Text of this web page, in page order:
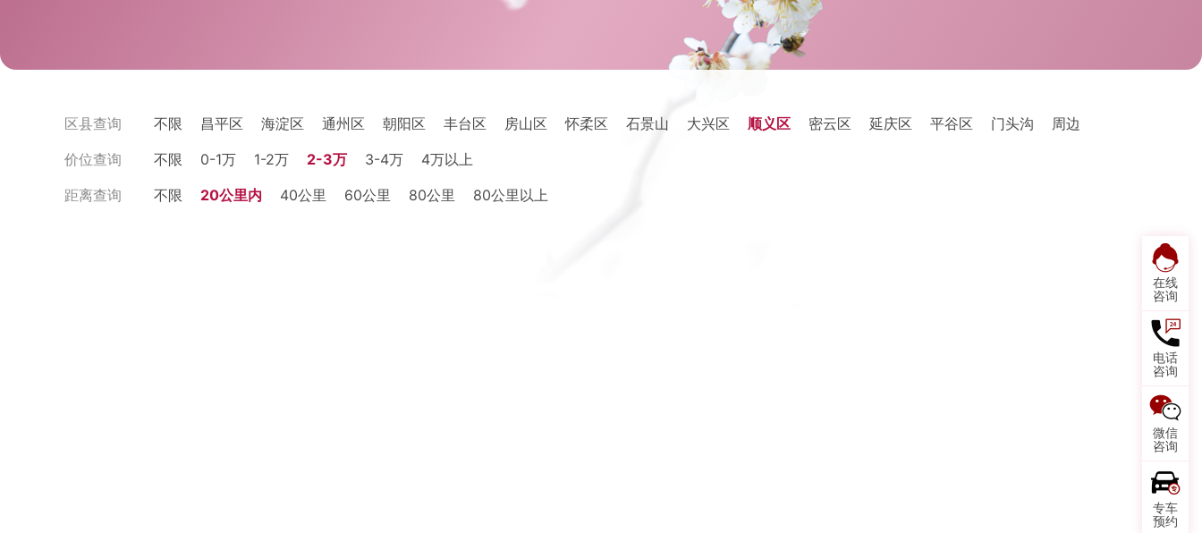
在线
咨询
电话
咨询
微信
咨询
专车
预约
区县查询 不限 昌平区 海淀区 通州区 朝阳区 丰台区 房山区 怀柔区 石景山 大兴区 顺义区 密云区 延庆区 平谷区 门头沟
周边
价位查询
不限 0-1万 1-2万 2-3万 3-4万
4万以上
距离查询
不限 20公里内 40公里 60公里 80公里 80公里以上